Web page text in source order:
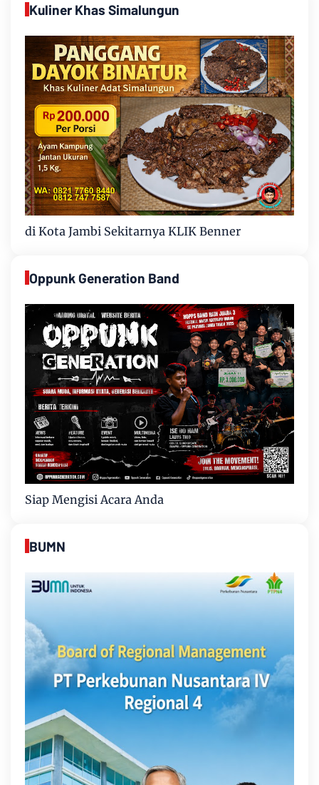
Kuliner Khas Simalungun
di Kota Jambi Sekitarnya KLIK Benner
Oppunk Generation Band
Siap Mengisi Acara Anda
BUMN